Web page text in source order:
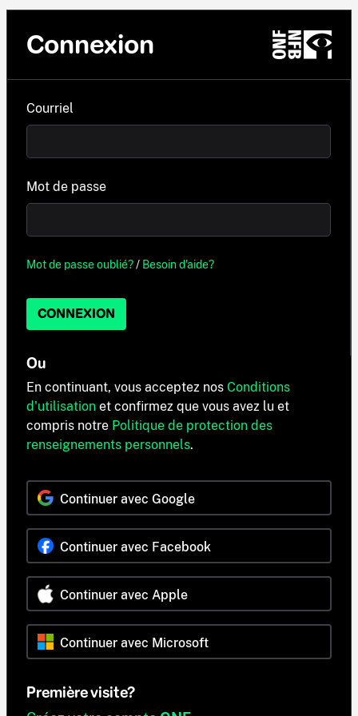
Connexion
Courriel
Mot de passe
Mot de passe oublié?/ Besoin d'aide?
CONNEXION
Ou
En continuant, vous acceptez nos Conditions
d'utilisation et confirmez que vous avez lu et
compris notre Politique de protection des
renseignements personnels.
Continuer avec Google
Continuer avec Facebook
Continuer avec Apple
Continuer avec Microsoft
Première visite?